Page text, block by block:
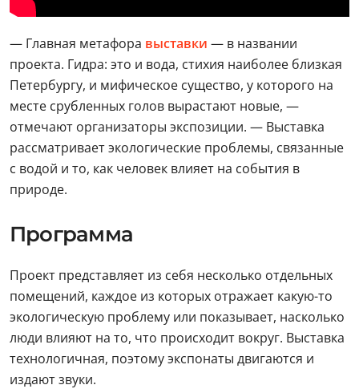
— Главная метафора выставки — в названии
проекта. Гидра: это и вода, стихия наиболее близкая
Петербургу, и мифическое существо, у которого на
месте срубленных голов вырастают новые, —
отмечают организаторы экспозиции. — Выставка
рассматривает экологические проблемы, связанные
с водой и то, как человек влияет на события в
природе.
Программа
Проект представляет из себя несколько отдельных
помещений, каждое из которых отражает какую-то
экологическую проблему или показывает, насколько
люди влияют на то, что происходит вокруг. Выставка
технологичная, поэтому экспонаты двигаются и
издают звуки.